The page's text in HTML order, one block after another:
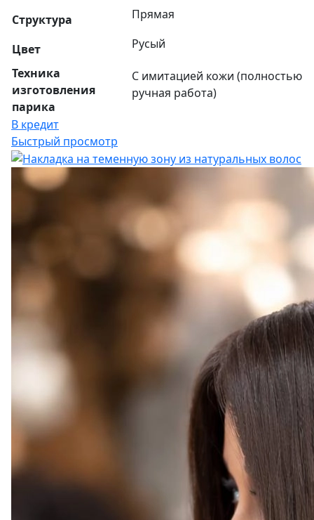
Структура Прямая
Цвет
Русый
Техника
изготовления
парика
С имитацией кожи (полностью
ручная работа)
В кредит
Быстрый просмотр